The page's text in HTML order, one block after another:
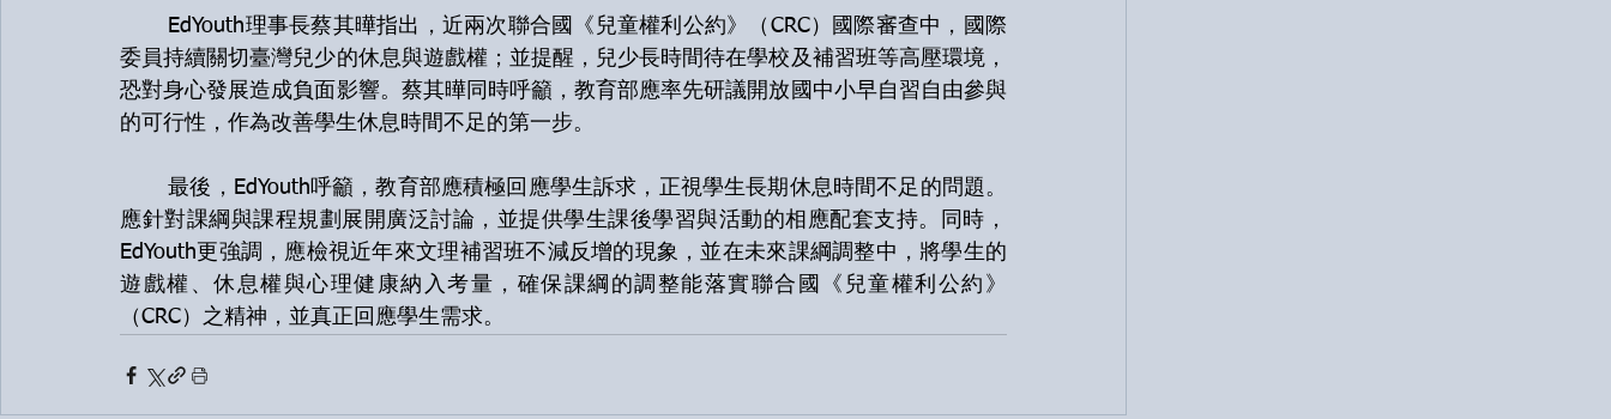
委員持續關切臺灣兒少的休息與遊戲權；並提醒，兒少長時間待在學校及補習班等高壓環境，
恐對身心發展造成負面影響。蔡其曄同時呼籲，教育部應率先研議開放國中小早自習自由參與
的可行性，作為改善學生休息時間不足的第一步。
	最後，EdYouth呼籲，教育部應積極回應學生訴求，正視學生長期休息時間不足的問題。
應針對課綱與課程規劃展開廣泛討論，並提供學生課後學習與活動的相應配套支持。同時，
EdYouth更強調，應檢視近年來文理補習班不減反增的現象，並在未來課綱調整中，將學生的
遊戲權、休息權與心理健康納入考量，確保課綱的調整能落實聯合國《兒童權利公約》
（CRC）之精神，並真正回應學生需求。